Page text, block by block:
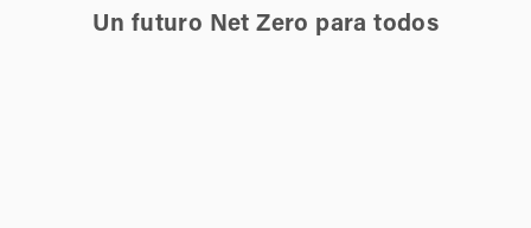
Un futuro Net Zero para todos